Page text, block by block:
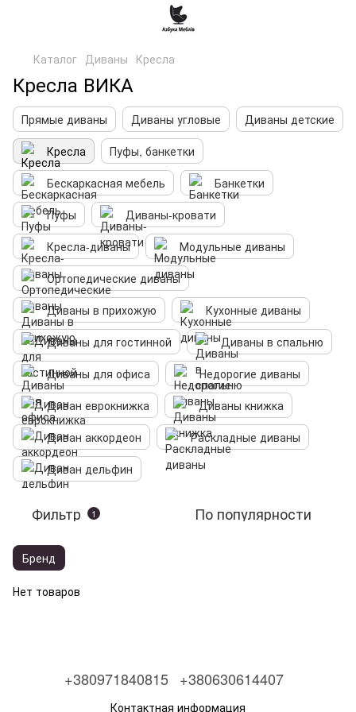
Каталог Диваны Кресла
Кресла ВИКА
Прямые диваны Диваны угловые
Диваны детские
Кресла
Пуфы, банкетки
Бескаркасная мебель
Банкетки
Пуфы
Диваны-кровати
Кресла-диваны
Модульные диваны
Ортопедические диваны
Диваны в прихожую
Кухонные диваны
Диваны для гостинной
Диваны в спальню
Диваны для офиса
Недорогие диваны
Диван еврокнижка
Диваны книжка
Диван аккордеон
Раскладные диваны
Диван дельфин
Фильтр 1 По популярности
Бренд
Нет товаров
+380971840815 +380630614407
Контактная информация